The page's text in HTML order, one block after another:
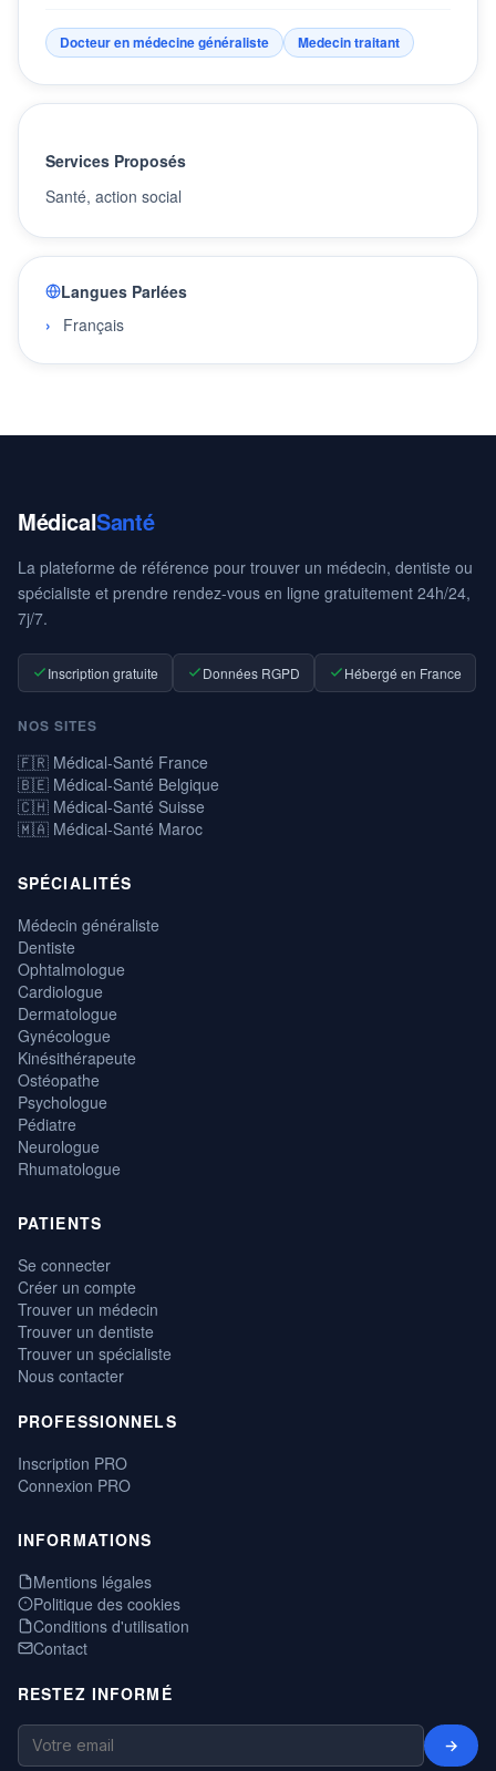
Docteur en médecine généraliste Medecin traitant
Services Proposés
Santé, action social
Langues Parlées
Français
MédicalSanté
La plateforme de référence pour trouver un médecin, dentiste ou
spécialiste et prendre rendez-vous en ligne gratuitement 24h/24,
7j/7.
Inscription gratuite Données RGPD Hébergé en France
NOS SITES
🇫🇷 Médical-Santé France
🇧🇪 Médical-Santé Belgique
🇨🇭 Médical-Santé Suisse
🇲🇦 Médical-Santé Maroc
SPÉCIALITÉS
Médecin généraliste
Dentiste
Ophtalmologue
Cardiologue
Dermatologue
Gynécologue
Kinésithérapeute
Ostéopathe
Psychologue
Pédiatre
Neurologue
Rhumatologue
PATIENTS
Se connecter
Créer un compte
Trouver un médecin
Trouver un dentiste
Trouver un spécialiste
Nous contacter
PROFESSIONNELS
Inscription PRO
Connexion PRO
INFORMATIONS
Mentions légales
Politique des cookies
Conditions d'utilisation
Contact
RESTEZ INFORMÉ
→